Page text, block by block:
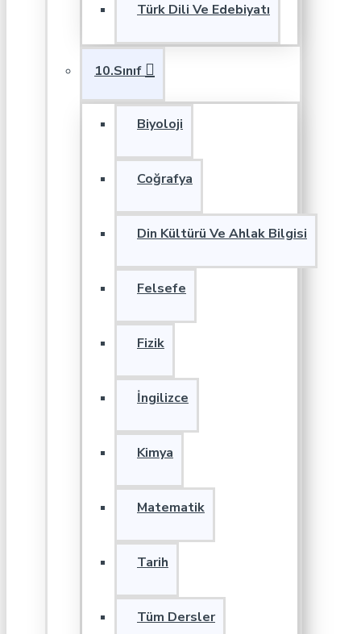
Türk Dili Ve Edebiyatı
10.Sınıf
Biyoloji
Coğrafya
Din Kültürü Ve Ahlak Bilgisi
Felsefe
Fizik
İngilizce
Kimya
Matematik
Tarih
Tüm Dersler